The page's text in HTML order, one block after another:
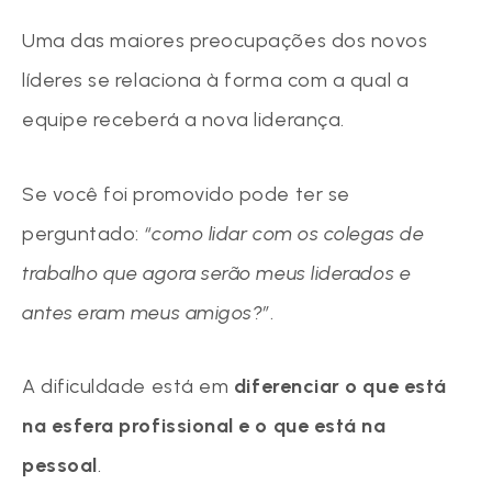
Uma das maiores preocupações dos novos
líderes se relaciona à forma com a qual a
equipe receberá a nova liderança.
Se você foi promovido pode ter se
perguntado: “como lidar com os colegas de
trabalho que agora serão meus liderados e
antes eram meus amigos?”.
A dificuldade está em diferenciar o que está
na esfera profissional e o que está na
pessoal.